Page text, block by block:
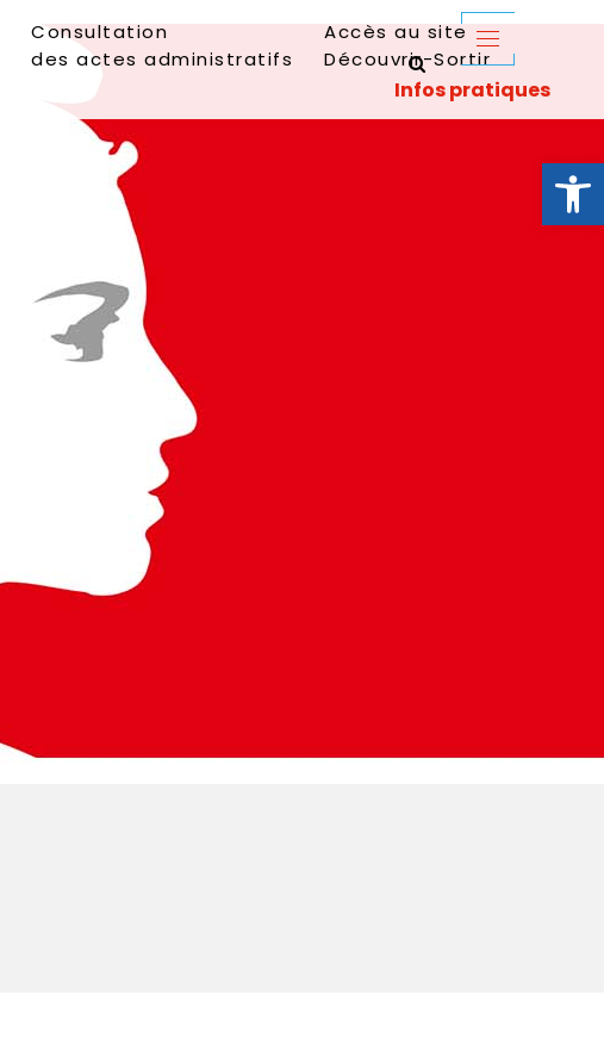
Ouvrir
Consultation
des actes administratifs
Accès au site
Découvrir-Sortir